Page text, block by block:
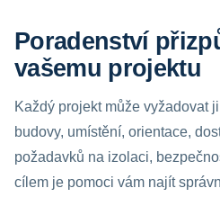
Poradenství
vašemu projektu
Každý projekt může vyžadovat
budovy, umístění, orientace,
požadavků na izolaci,
cílem je pomoci vám najít